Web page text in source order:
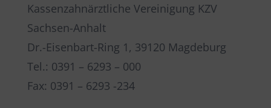
Kassenzahnärztliche Vereinigung KZV
Sachsen-Anhalt
Dr.-Eisenbart-Ring 1, 39120 Magdeburg
Tel.: 0391 – 6293 – 000
Fax: 0391 – 6293 -234